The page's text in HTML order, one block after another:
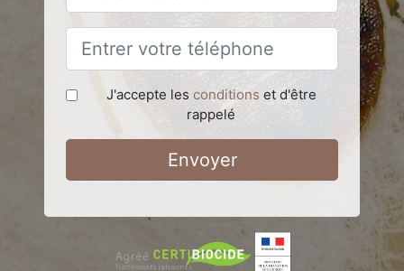
J'accepte les conditions et d'être
rappelé
Envoyer